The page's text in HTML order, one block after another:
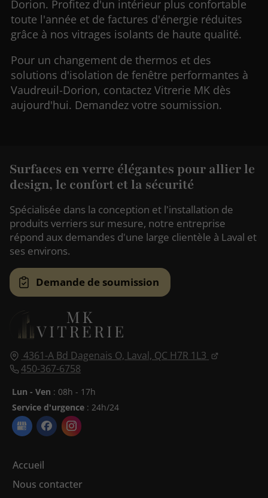
Dorion. Profitez d'un intérieur plus confortable
toute l'année et de factures d'énergie réduites
grâce à nos vitrages isolants de haute qualité.
Pour un changement de thermos et des
solutions d'isolation de fenêtre performantes à
Vaudreuil-Dorion, contactez Vitrerie MK dès
aujourd'hui. Demandez votre soumission.
4361-A Bd Dagenais O, Laval, QC H7R 1L3
450-367-6758
Lun - Ven : 08h - 17h
Service d'urgence : 24h/24
Accueil
Nous contacter
Surfaces en verre élégantes pour allier le
design, le confort et la sécurité
Spécialisée dans la conception et l'installation de
produits verriers sur mesure, notre entreprise
répond aux demandes d'une large clientèle à Laval et
ses environs.
Demande de soumission